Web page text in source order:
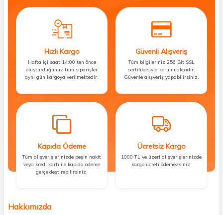
Hızlı Kargo
Hafta içi saat 14:00’ten önce
oluşturduğunuz tüm siparişler
aynı gün kargoya verilmektedir.
Güvenli Alışveriş
Tüm bilgileriniz 256 Bit SSL
sertifikasıyla korunmaktadır.
Güvenle alışveriş yapabilirsiniz.
Kapıda Ödeme
Tüm alışverişlerinizde peşin nakit
veya kredi kartı ile kapıda ödeme
gerçekleştirebilirsiniz.
Ücretsiz Kargo
1000 TL ve üzeri alışverişlerinizde
kargo ücreti ödemezsiniz.
Hakkımızda